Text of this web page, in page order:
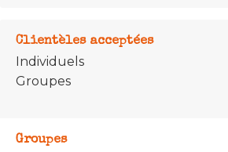
Clientèles acceptées
Individuels
Groupes
Groupes